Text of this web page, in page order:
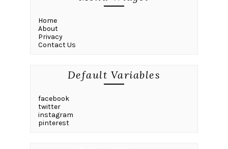
Home
About
Privacy
Contact Us
Default Variables
facebook
twitter
instagram
pinterest